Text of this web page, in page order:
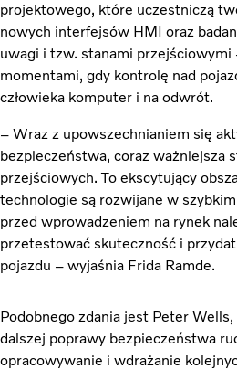
projektowego, które uczestniczą
nowych interfejsów HMI oraz
uwagi i tzw. stanami
momentami, gdy kontrolę nad
człowieka komputer i na odwrót.
– Wraz z upowszechnianiem się
bezpieczeństwa, coraz ważniejsza
przejściowych. To ekscytujący
technologie są rozwijane w
przed wprowadzeniem na rynek
przetestować skuteczność i
pojazdu – wyjaśnia Frida Ramde.
Podobnego zdania jest Peter
dalszej poprawy bezpieczeństwa
opracowywanie i wdrażanie